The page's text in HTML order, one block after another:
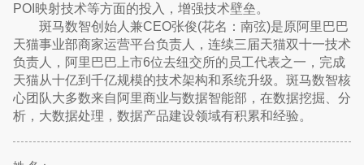
POI映射技术等方面的投入，增强技术壁垒。
斑马数智创始人兼CEO张俊(花名：南弦)是原阿里巴巴
天猫事业部商家运营平台负责人，连续三届天猫双十一技术
负责人，阿里巴巴上市6位去纽交所的员工代表之一，完成
天猫从十亿到千亿规模的技术架构和系统升级。斑马数智核
心团队大多数来自阿里商业与数据智能部，在数据挖掘、分
析，大数据处理，数据产品建设领域有积累和经验。